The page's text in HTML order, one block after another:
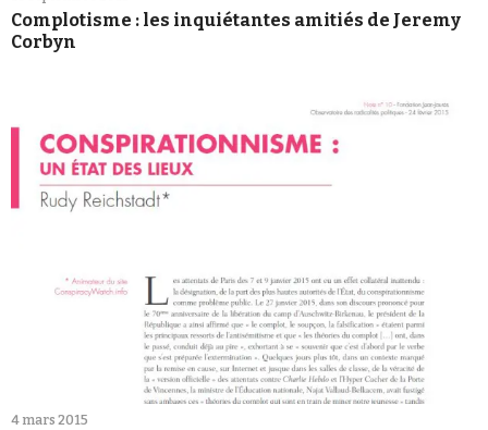
Complotisme : les inquiétantes amitiés de Jeremy
4 mars 2015